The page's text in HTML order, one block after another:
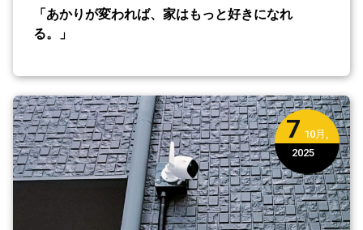
「あかりが変われば、家はもっと好きになれ
る。」
7 10月,
2025